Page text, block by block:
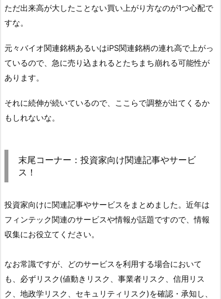
ただ出来高が大したことない買い上がり方なのが1つ心配で
すな。
元々バイオ関連銘柄あるいはiPS関連銘柄の連れ高で上がっ
ているので、急に売り込まれるとたちまち崩れる可能性が
あります。
それに続伸が続いているので、ここらで調整が出てくるか
もしれないな。
末尾コーナー：投資家向け関連記事やサービ
ス！
投資家向けに関連記事やサービスをまとめました。近年は
フィンテック関連のサービスや情報が話題ですので、情報
収集にお役立てください。
なお常識ですが、どのサービスを利用する場合において
も、必ずリスク(値動きリスク、事業者リスク、信用リス
ク、地政学リスク、セキュリティリスク)を確認・承知し、